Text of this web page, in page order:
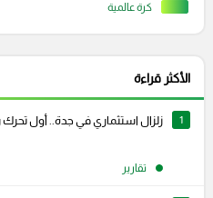
كرة عالمية
الأكثر قراءة
1 زلزال استثماري في جدة.. أول تحرك
تقارير